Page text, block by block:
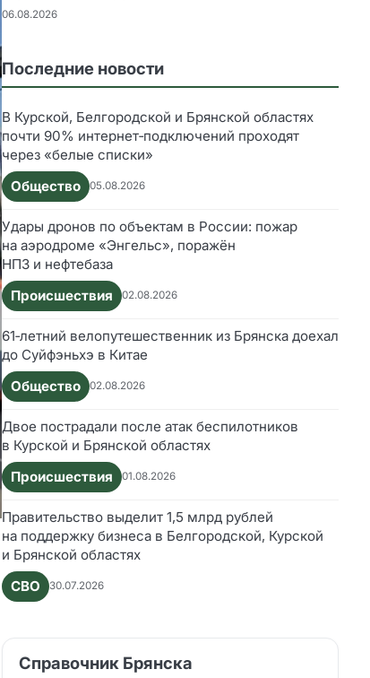
06.08.2026
Последние новости
В Курской, Белгородской и Брянской областях
почти 90% интернет‑подключений проходят
через «белые списки»
Общество
05.08.2026
Удары дронов по объектам в России: пожар
на аэродроме «Энгельс», поражён
НПЗ и нефтебаза
Происшествия
02.08.2026
61‑летний велопутешественник из Брянска доехал
до Суйфэньхэ в Китае
Общество
02.08.2026
Двое пострадали после атак беспилотников
в Курской и Брянской областях
Происшествия
01.08.2026
Правительство выделит 1,5 млрд рублей
на поддержку бизнеса в Белгородской, Курской
и Брянской областях
СВО
30.07.2026
Справочник Брянска